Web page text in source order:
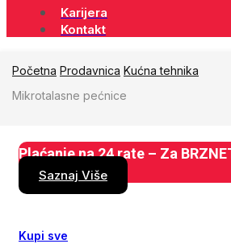
Karijera
Kontakt
Početna Prodavnica Kućna tehnika
Mikrotalasne pećnice
Plaćanje na 24 rate – Za
Saznaj Više
Kupi sve